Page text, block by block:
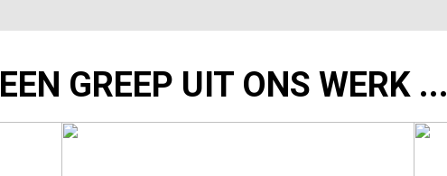
EEN GREEP UIT ONS WERK ...